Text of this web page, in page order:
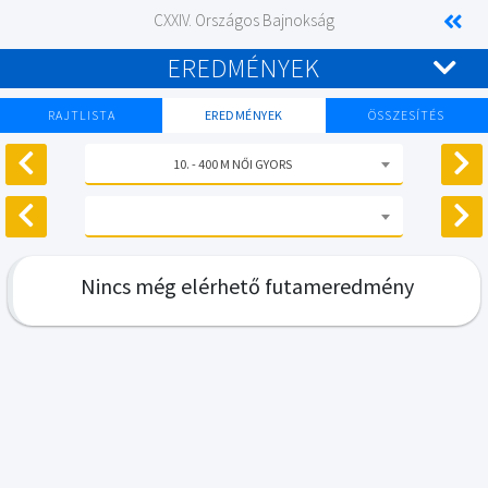
CXXIV. Országos Bajnokság
EREDMÉNYEK
RAJTLISTA EREDMÉNYEK ÖSSZESÍTÉS
10. - 400 M NŐI GYORS
Nincs még elérhető futameredmény